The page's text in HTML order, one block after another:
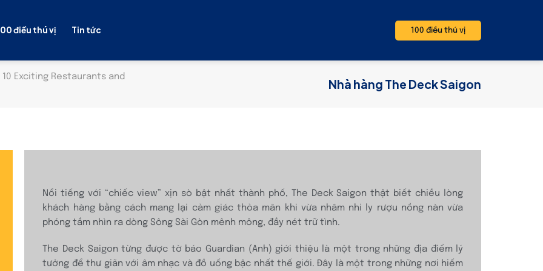
điều thú vị Tin tức 100 điều thú vị
Exciting Restaurants and
Nhà hàng The Deck Saigon
Nổi tiếng với “chiếc view” xịn sò bật nhất thành phố, The Deck Saigon thật biết chiều lòng
khách hàng bằng cách mang lại cảm giác thỏa mãn khi vừa nhâm nhi ly rượu nồng nàn vừa
phóng tầm nhìn ra dòng Sông Sài Gòn mênh mông, đầy nét trữ tình.
The Deck Saigon từng được tờ báo Guardian (Anh) giới thiệu là một trong những địa điểm lý
tưởng để thư giãn với âm nhạc và đồ uống bậc nhất thế giới. Đây là một trong những nơi hiếm